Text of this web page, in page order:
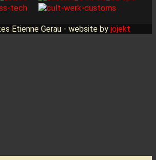
Etienne Gerau - website by jojekt